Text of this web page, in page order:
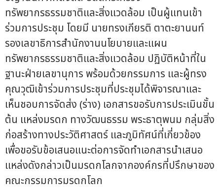
ทรัพยากรธรรมชาติและสิ่งแวดล้อม เป็นผู้แทนเข้า
ร่วมการประชุม โดยมี นายทรงเกียรติ ตาตะยานนท์
รองเลขาธิการสำนักงานนโยบายและแผน
ทรัพยากรธรรมชาติและสิ่งแวดล้อม ปฏิบัติหน้าที่ใน
ฐานะฝ่ายเลขานุการ พร้อมด้วยกรรมการ และผู้ทรง
คุณวุฒิเข้าร่วมการประชุมที่ประชุมได้พิจารณาและ
เห็นชอบการจัดส่ง (ร่าง) เอกสารขอรับการประเมินขั้น
ต้น แหล่งมรดก ทางวัฒนธรรม พระธาตุพนม กลุ่มสิ่ง
ก่อสร้างทางประวัติศาสตร์ และภูมิทัศน์ที่เกี่ยวข้อง
เพื่อขอรับข้อเสนอแนะต่อการจัดทำเอกสารนำเสนอ
แหล่งดังกล่าวเป็นมรดกโลกจากองค์กรที่ปรึกษาของ
คณะกรรมการมรดกโลก